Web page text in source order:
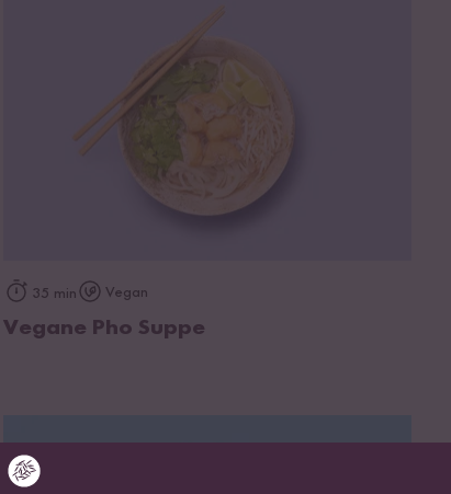
35 min Vegan
Vegane Pho Suppe